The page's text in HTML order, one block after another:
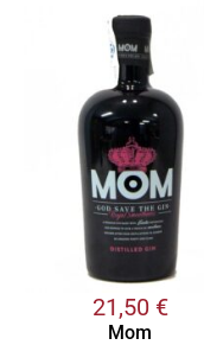
21,50 €
Mom